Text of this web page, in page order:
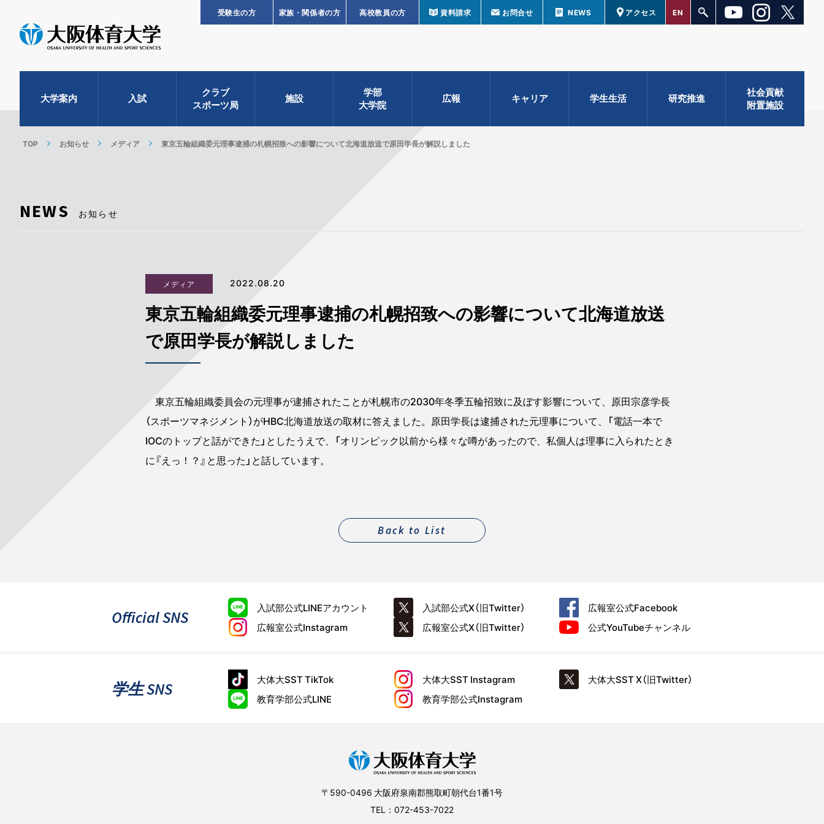
受験生の方 家族・関係者の方 高校教員の方 資料請求 お問合せ NEWS アクセス EN
大学案内 入試
クラブ
スポーツ局
施設
学部
大学院
広報 キャリア 学生生活 研究推進
社会貢献
附置施設
TOP お知らせ メディア 東京五輪組織委元理事逮捕の札幌招致への影響について北海道放送で原田学長が解説しました
NEWS お知らせ
メディア 2022.08.20
東京五輪組織委元理事逮捕の札幌招致への影響について北海道放送
で原田学長が解説しました
東京五輪組織委員会の元理事が逮捕されたことが札幌市の2030年冬季五輪招致に及ぼす影響について、原田宗彦学長
（スポーツマネジメント）がHBC北海道放送の取材に答えました。原田学長は逮捕された元理事について、「電話一本で
IOCのトップと話ができた」としたうえで、「オリンピック以前から様々な噂があったので、私個人は理事に入られたとき
に『えっ！？』と思った」と話しています。
Back to List
Official SNS 入試部公式LINEアカウント 入試部公式X（旧Twitter） 広報室公式Facebook
広報室公式Instagram 広報室公式X（旧Twitter） 公式YouTubeチャンネル
学生 SNS 大体大SSTTikTok 大体大SST Instagram 大体大SSTX（旧Twitter）
教育学部公式LINE 教育学部公式Instagram
〒590-0496 大阪府泉南郡熊取町朝代台1番1号
TEL：072-453-7022